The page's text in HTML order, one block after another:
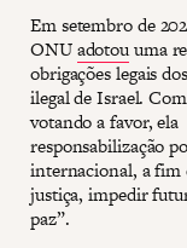
Em setembro de
ONUadotouuma
obrigações legais
ilegal de Israel.
votando a favor, ela
responsabilização
internacional, a fim
justiça, impedir
paz”.